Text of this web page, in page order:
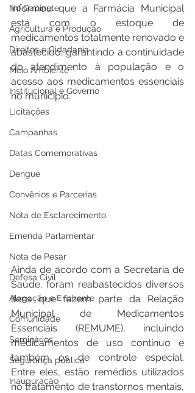
No Gabinete
Agricultura e Produção
Direitos e Cidadania
Meio Ambiente
Institucional e Governo
Licitações
Campanhas
Datas Comemorativas
Dengue
Convênios e Parcerias
Nota de Esclarecimento
Emenda Parlamentar
Nota de Pesar
Defesa Civil
Alagação e Enchente
Comunidade
Seminários
Segurança pública
Inauguração
informou que a Farmácia Municipal
está com o estoque de
medicamentos totalmente renovado e
abastecido, garantindo a continuidade
do atendimento à população e o
acesso aos medicamentos essenciais
no município.
Ainda de acordo com a Secretaria de
Saúde, foram reabastecidos diversos
itens que fazem parte da Relação
Municipal de Medicamentos
Essenciais (REMUME), incluindo
medicamentos de uso contínuo e
também os de controle especial.
Entre eles, estão remédios utilizados
no tratamento de transtornos mentais,